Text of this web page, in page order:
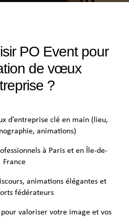
PO Event pour
de vœux
?
d’entreprise clé en main (lieu,
animations)
à Paris et en Île-de-
France
animations élégantes et
fédérateurs
pour valoriser votre image et vos